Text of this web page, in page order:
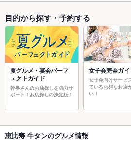
目的から探す・予約する
夏グルメ・宴会パーフ
ェクトガイド
幹事さんのお店探しを強力サ
ポート！お店探しの決定版！
女子会完全ガイ
女子会向けサービ
ているお得なお店
い！
恵比寿 牛タンのグルメ情報